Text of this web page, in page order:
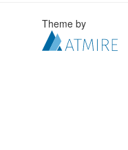
Theme by